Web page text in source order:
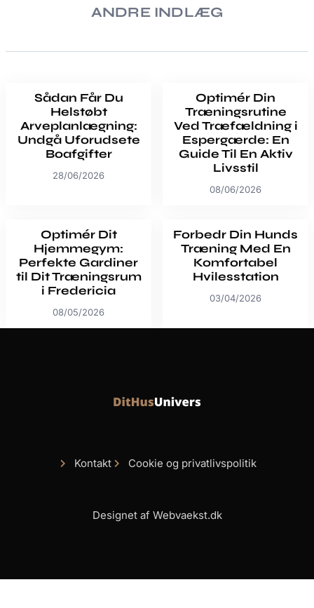
ANDRE INDLÆG
Sådan Får Du
Helstøbt
Arveplanlægning:
Undgå Uforudsete
Boafgifter
28/06/2026
Optimér Din
Træningsrutine
Ved Træfældning i
Espergærde: En
Guide Til En Aktiv
Livsstil
08/06/2026
Optimér Dit
Hjemmegym:
Perfekte Gardiner
til Dit Træningsrum
i Fredericia
08/05/2026
Forbedr Din Hunds
Træning Med En
Komfortabel
Hvilesstation
03/04/2026
Kontakt Cookie og privatlivspolitik
Designet af Webvaekst.dk